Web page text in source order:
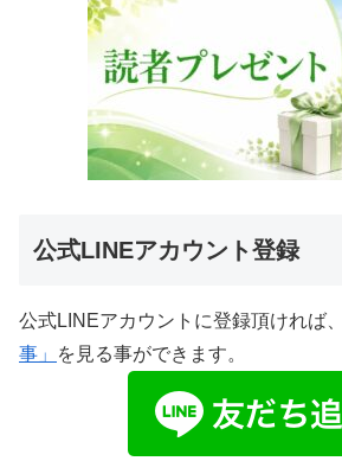
公式LINEアカウント登録
公式LINEアカウントに登録頂ければ、
事」
を見る事ができます。